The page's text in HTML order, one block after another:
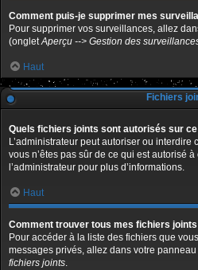
Comment puis-je supprimer mes
Pour supprimer vos surveillances, allez
(ongletAperçu --> Gestion des
Haut
Fichiers
Quels fichiers joints sont autorisés sur
L’administrateur peut autoriser ou interdire
vous n’êtes pas sûr de ce qui est autorisé
l’administrateur pour plus d’informations.
Haut
Comment trouver tous mes fichiers
Pour accéder à la liste des fichiers que
messages privés, allez dans votre
fichiers joints.